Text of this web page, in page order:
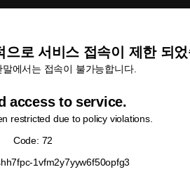
로 서비스 접속이 제한 되
에서는 접속이 불가능합니다.
access to service.
restricted due to policy violations.
Code: 72
1vfm2y7yyw6f50opfg3